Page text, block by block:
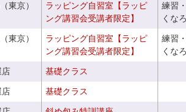
東京）
ラッピング自習室【ラッピ
ング講習会受講者限定】
練習
くな
東京）
ラッピング自習室【ラッピ
ング講習会受講者限定】
練習
くな
店 基礎クラス
店 基礎クラス